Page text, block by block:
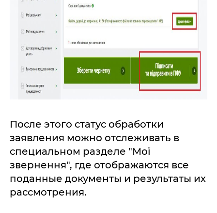
После этого статус обработки
заявления можно отслеживать в
специальном разделе "Мої
звернення", где отображаются все
поданные документы и результаты их
рассмотрения.